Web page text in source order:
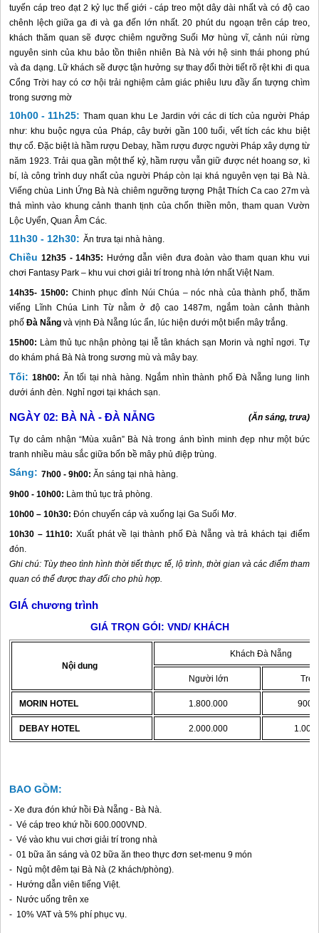
tuyến cáp treo đạt 2 kỷ lục thế giới - cáp treo một dây dài nhất và có độ cao
chênh lệch giữa ga đi và ga đến lớn nhất. 20 phút du ngoạn trên cáp treo,
khách thăm quan sẽ được chiêm ngưỡng Suối Mơ hùng vĩ, cảnh núi rừng
nguyên sinh của khu bảo tồn thiên nhiên Bà Nà với hệ sinh thái phong phú
và đa dạng. Lữ khách sẽ được tận hưởng sự thay đổi thời tiết rõ rệt khi đi qua
Cổng Trời hay có cơ hội trải nghiệm cảm giác phiêu lưu đầy ấn tượng chìm
trong sương mờ
10h00 - 11h25: Tham quan khu Le Jardin với các di tích của người Pháp
như: khu buộc ngựa của Pháp, cây bưởi gần 100 tuổi, vết tích các khu biệt
thự cổ. Đặc biệt là hầm rượu Debay, hầm rượu được người Pháp xây dựng từ
năm 1923. Trải qua gần một thế kỷ, hầm rượu vẫn giữ được nét hoang sơ, kì
bí, là công trình duy nhất của người Pháp còn lại khá nguyên vẹn tại Bà Nà.
Viếng chùa Linh Ứng Bà Nà chiêm ngưỡng tượng Phật Thích Ca cao 27m và
thả mình vào khung cảnh thanh tịnh của chốn thiền môn, tham quan Vườn
Lộc Uyển, Quan Âm Các.
11h30 - 12h30: Ăn trưa tại nhà hàng.
Chiều 12h35 - 14h35: Hướng dẫn viên đưa đoàn vào tham quan khu vui
chơi Fantasy Park – khu vui chơi giải trí trong nhà lớn nhất Việt Nam.
14h35- 15h00: Chinh phục đỉnh Núi Chúa – nóc nhà của thành phố, thăm
viếng Lĩnh Chúa Linh Từ nằm ở độ cao 1487m, ngắm toàn cảnh thành
phốĐà Nẵng và vịnhĐà Nẵng lúc ẩn, lúc hiện dưới một biển mây trắng.
15h00: Làm thủ tục nhận phòng tại lễ tân khách sạn Morin và nghỉ ngơi. Tự
do khám phá Bà Nà trong sương mù và mây bay.
Tối: 18h00: Ăn tối tại nhà hàng. Ngắm nhìn thành phốĐà Nẵng lung linh
dưới ánh đèn. Nghỉ ngơi tại khách sạn.
NGÀY 02: BÀ NÀ - ĐÀ NẴNG (Ăn sáng, trưa)
Tự do cảm nhận “Mùa xuân” Bà Nà trong ánh bình minh đẹp như một bức
tranh nhiều màu sắc giữa bốn bề mây phủ điệp trùng.
Sáng: 7h00 - 9h00: Ăn sáng tại nhà hàng.
9h00 - 10h00: Làm thủ tục trả phòng.
10h00 – 10h30: Đón chuyến cáp và xuống lại Ga Suối Mơ.
10h30 – 11h10: Xuất phát về lại thành phốĐà Nẵng và trả khách tại điểm
đón.
Ghi chú: Tùy theo tình hình thời tiết thực tế, lộ trình, thời gian và các điểm tham
quan có thể được thay đổi cho phù hợp.
GIÁ chương trình
GIÁ TRỌN GÓI: VND/ KHÁCH
Nội dung
Khách Đà Nẵng
Người lớn Trẻ
MORIN HOTEL 1.800.000
DEBAY HOTEL 2.000.000
BAO GỒM:
- Xe đưa đón khứ hồiĐà Nẵng - Bà Nà.
- Vé cáp treo khứ hồi 600.000VND.
- Vé vào khu vui chơi giải trí trong nhà
- 01 bữa ăn sáng và 02 bữa ăn theo thực đơn set-menu 9 món
- Ngủ một đêm tại Bà Nà (2 khách/phòng).
- Hướng dẫn viên tiếng Việt.
- Nước uống trên xe
- 10% VAT và 5% phí phục vụ.